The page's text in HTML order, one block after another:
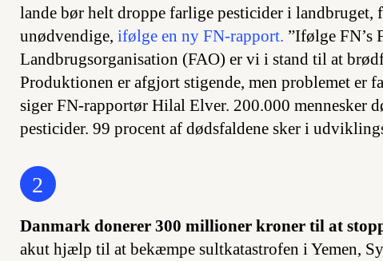
lande bør helt droppe farlige pesticider i landbruget,
unødvendige, ifølge en ny FN-rapport. ”Ifølge FN’s
Landbrugsorganisation (FAO) er vi i stand til at
Produktionen er afgjort stigende, men problemet er
siger FN-rapportør Hilal Elver. 200.000 mennesker
pesticider. 99 procent af dødsfaldene sker i
2
Danmark donerer 300 millioner kroner til at
akut hjælp til at bekæmpe sultkatastrofen i Yemen,